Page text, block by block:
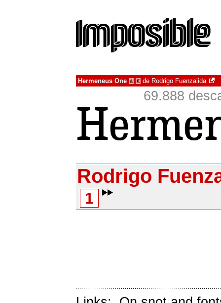
Hermeneus One à € de Rodrigo Fuenzalida
69.888
Rodrigo
1